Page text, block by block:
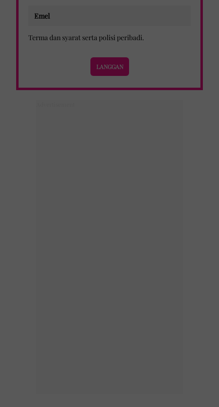
Terma dan syarat serta polisi peribadi.